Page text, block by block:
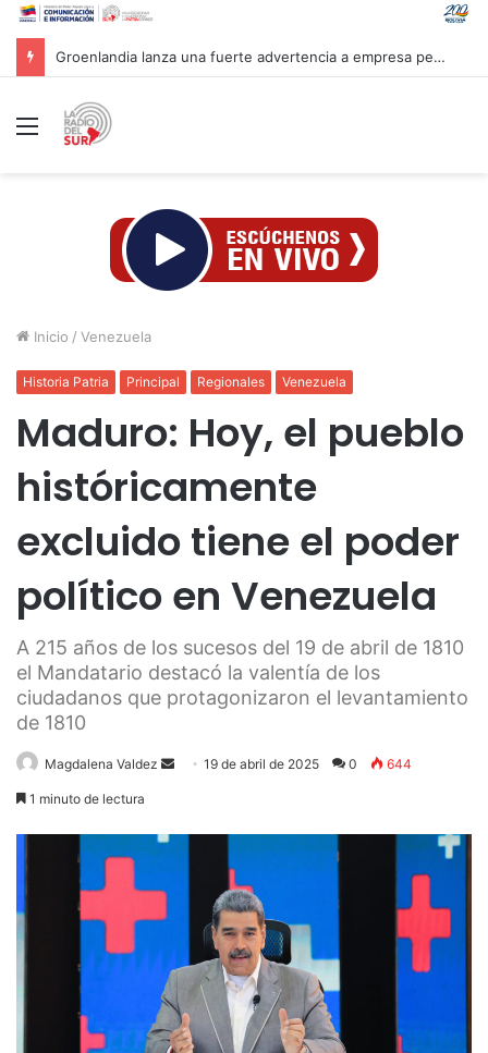
Groenlandia lanza una fuerte advertencia a empresa petrolera vinculada a Trump
Menú
Inicio / Venezuela
Historia Patria Principal Regionales Venezuela
Maduro: Hoy, el pueblo
históricamente
excluido tiene el poder
político en Venezuela
A 215 años de los sucesos del 19 de abril de 1810
el Mandatario destacó la valentía de los
ciudadanos que protagonizaron el levantamiento
de 1810
Magdalena Valdez
Send19 de abril de 2025 0 644
1 minuto de lectura